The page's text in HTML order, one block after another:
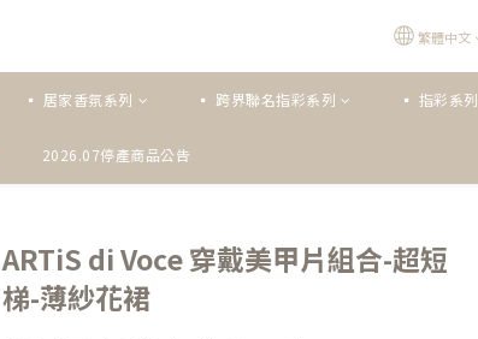
繁體中文
▪ 居家香氛系列 ▪ 跨界聯名指彩系列 ▪ 指彩系列
2026.07停產商品公告
ARTiS di Voce 穿戴美甲片組合-超短
梯-薄紗花裙